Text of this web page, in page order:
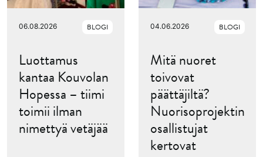
06.08.2026 BLOGI
Luottamus
kantaa Kouvolan
Hopessa – tiimi
toimii ilman
nimettyä vetäjää
04.06.2026 BLOGI
Mitä nuoret
toivovat
päättäjiltä?
Nuorisoprojektin
osallistujat
kertovat